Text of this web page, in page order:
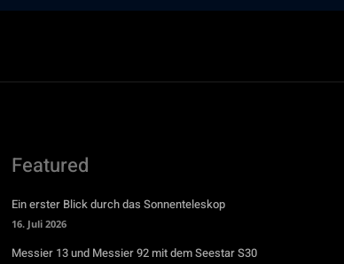
Featured
Ein erster Blick durch das Sonnenteleskop
16. Juli 2026
Messier 13 und Messier 92 mit dem Seestar S30